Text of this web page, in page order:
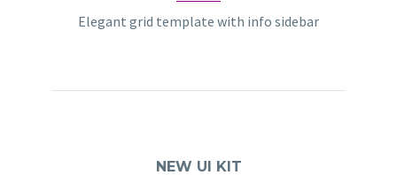
Elegant grid template with info sidebar
NEW UI KIT